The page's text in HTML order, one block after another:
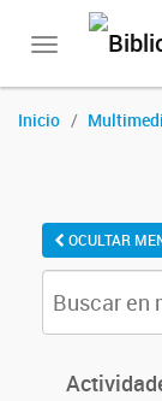
Toggle
Inicio
OCULTAR